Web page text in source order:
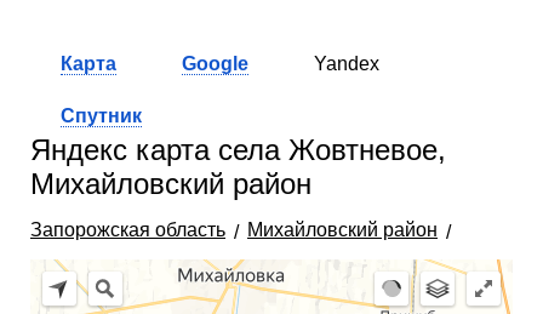
Карта Google Yandex
Спутник
Яндекс карта села Жовтневое,
Михайловский район
Запорожская область Михайловский район